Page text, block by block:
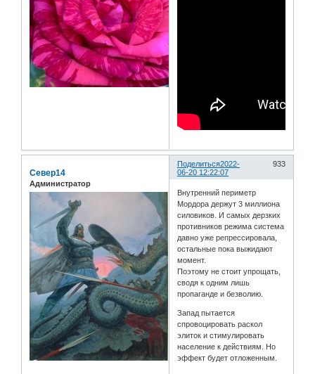
Поделиться 933
2022-
06-20 12:22:07
Север14
Администратор
Внутренний периметр
Мордора держут 3 миллиона
силовиков. И самых дерзких
противников режима система
давно уже репрессировала,
остальные пока выжидают
момент.
Поэтому не стоит упрощать,
сводя к одним лишь
пропаганде и безволию.
Запад пытается
спровоцировать раскол
элиток и стимулировать
население к действиям. Но
эффект будет отложенным.